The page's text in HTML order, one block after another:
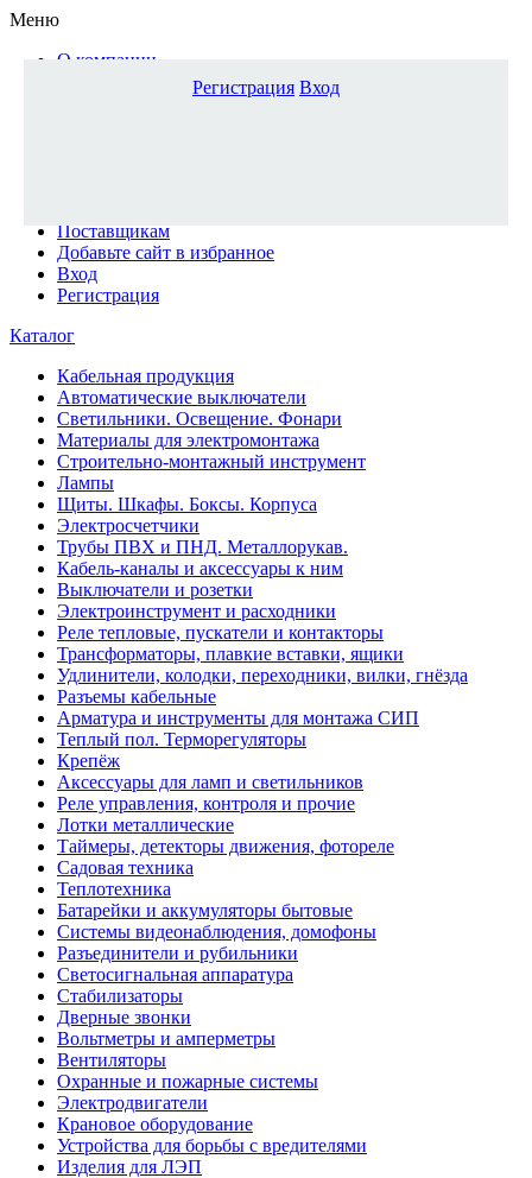
Меню
О компании
Доставка и оплата
Поставщикам
Добавьте сайт в избранное
Вход
Регистрация
Каталог
Кабельная продукция
Автоматические выключатели
Светильники. Освещение. Фонари
Материалы для электромонтажа
Строительно-монтажный инструмент
Лампы
Щиты. Шкафы. Боксы. Корпуса
Электросчетчики
Трубы ПВХ и ПНД. Металлорукав.
Кабель-каналы и аксессуары к ним
Выключатели и розетки
Электроинструмент и расходники
Реле тепловые, пускатели и контакторы
Трансформаторы, плавкие вставки, ящики
Удлинители, колодки, переходники, вилки, гнёзда
Разъемы кабельные
Арматура и инструменты для монтажа СИП
Теплый пол. Терморегуляторы
Крепёж
Аксессуары для ламп и светильников
Реле управления, контроля и прочие
Лотки металлические
Таймеры, детекторы движения, фотореле
Садовая техника
Теплотехника
Батарейки и аккумуляторы бытовые
Системы видеонаблюдения, домофоны
Разъединители и рубильники
Светосигнальная аппаратура
Стабилизаторы
Дверные звонки
Вольтметры и амперметры
Вентиляторы
Охранные и пожарные системы
Электродвигатели
Крановое оборудование
Устройства для борьбы с вредителями
Изделия для ЛЭП
Регистрация Вход